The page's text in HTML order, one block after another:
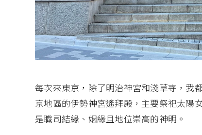
每次來東京，除了明治神宮和淺草寺，我
京地區的伊勢神宮遙拜殿，主要祭祀太陽
是職司結緣、姻緣且地位崇高的神明。